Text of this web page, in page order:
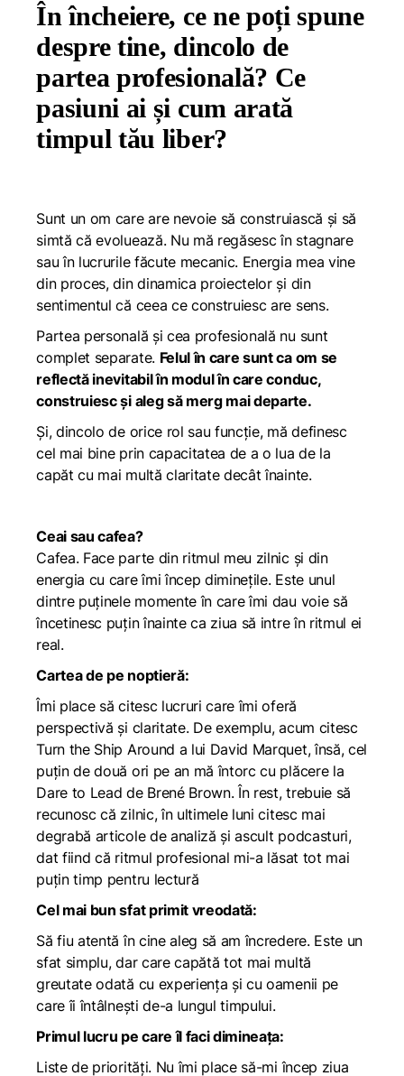
În încheiere, ce ne poți spune
despre tine, dincolo de
partea profesională? Ce
pasiuni ai și cum arată
timpul tău liber?
Sunt un om care are nevoie să construiască și să
simtă că evoluează. Nu mă regăsesc în stagnare
sau în lucrurile făcute mecanic. Energia mea vine
din proces, din dinamica proiectelor și din
sentimentul că ceea ce construiesc are sens.
Partea personală și cea profesională nu sunt
complet separate. Felul în care sunt ca om se
reflectă inevitabil în modul în care conduc,
construiesc și aleg să merg mai departe.
Și, dincolo de orice rol sau funcție, mă definesc
cel mai bine prin capacitatea de a o lua de la
capăt cu mai multă claritate decât înainte.
Ceai sau cafea?
Cafea. Face parte din ritmul meu zilnic și din
energia cu care îmi încep diminețile. Este unul
dintre puținele momente în care îmi dau voie să
încetinesc puțin înainte ca ziua să intre în ritmul ei
real.
Cartea de pe noptieră:
Îmi place să citesc lucruri care îmi oferă
perspectivă și claritate. De exemplu, acum citesc
Turn the Ship Around a lui David Marquet, însă, cel
puțin de două ori pe an mă întorc cu plăcere la
Dare to Lead de Brené Brown. În rest, trebuie să
recunosc că zilnic, în ultimele luni citesc mai
degrabă articole de analiză și ascult podcasturi,
dat fiind că ritmul profesional mi-a lăsat tot mai
puțin timp pentru lectură
Cel mai bun sfat primit vreodată:
Să fiu atentă în cine aleg să am încredere. Este un
sfat simplu, dar care capătă tot mai multă
greutate odată cu experiența și cu oamenii pe
care îi întâlnești de-a lungul timpului.
Primul lucru pe care îl faci dimineața:
Liste de priorități. Nu îmi place să-mi încep ziua